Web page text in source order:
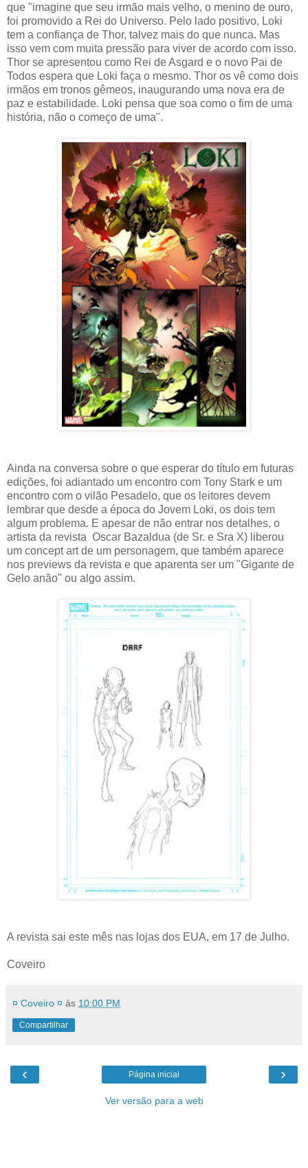
que "imagine que seu irmão mais velho, o menino de ouro,
foi promovido a Rei do Universo. Pelo lado positivo, Loki
tem a confiança de Thor, talvez mais do que nunca. Mas
isso vem com muita pressão para viver de acordo com isso.
Thor se apresentou como Rei de Asgard e o novo Pai de
Todos espera que Loki faça o mesmo. Thor os vê como dois
irmãos em tronos gêmeos, inaugurando uma nova era de
paz e estabilidade. Loki pensa que soa como o fim de uma
história, não o começo de uma".
Ainda na conversa sobre o que esperar do título em futuras
edições, foi adiantado um encontro com Tony Stark e um
encontro com o vilão Pesadelo, que os leitores devem
lembrar que desde a época do Jovem Loki, os dois tem
algum problema. E apesar de não entrar nos detalhes, o
artista da revista Oscar Bazaldua (de Sr. e Sra X) liberou
um concept art de um personagem, que também aparece
nos previews da revista e que aparenta ser um "Gigante de
Gelo anão" ou algo assim.
A revista sai este mês nas lojas dos EUA, em 17 de Julho.
Coveiro
¤ Coveiro ¤ às 10:00 PM
Compartilhar
‹ ›
Página inicial
Ver versão para a web